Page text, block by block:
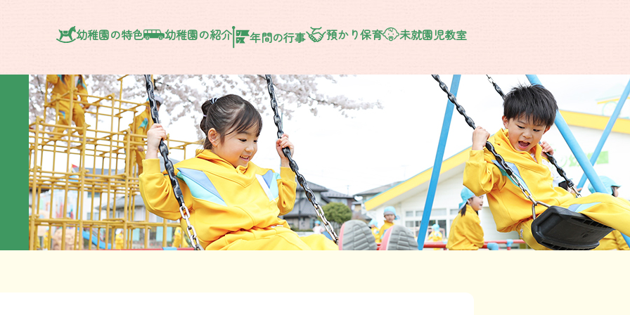
幼稚園の特色 幼稚園の紹介 年間の行事 預かり保育 未就園児教室